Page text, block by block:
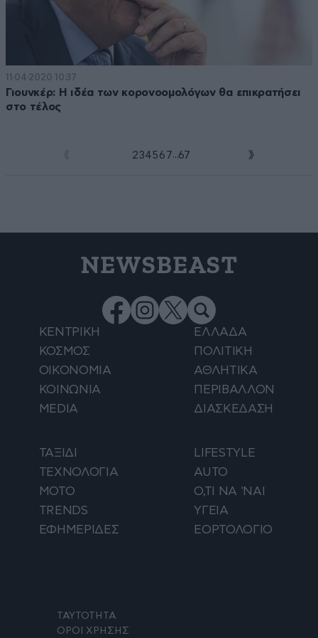
11·04·2020 10:37
Γιουνκέρ: Η ιδέα των κορονοομολόγων θα επικρατήσει
στο τέλος
234 5 6 7...67
NEWSBEAST
ΚΕΝΤΡΙΚΗ
ΕΛΛΑΔΑ
ΚΟΣΜΟΣ
ΠΟΛΙΤΙΚΗ
ΟΙΚΟΝΟΜΙΑ
ΑΘΛΗΤΙΚΑ
ΚΟΙΝΩΝΙΑ
ΠΕΡΙΒΑΛΛΟΝ
MEDIA
ΔΙΑΣΚΕΔΑΣΗ
ΤΑΞΙΔΙ
LIFESTYLE
ΤΕΧΝΟΛΟΓΙΑ
AUTO
ΜΟΤΟ
Ο,ΤΙ ΝΑ 'ΝΑΙ
TRENDS
ΥΓΕΙΑ
ΕΦΗΜΕΡΙΔΕΣ
ΕΟΡΤΟΛΟΓΙΟ
ΤΑΥΤΟΤΗΤΑ
ΟΡΟΙ ΧΡΗΣΗΣ